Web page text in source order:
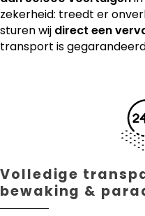
zekerheid: treedt er
sturen wij direct een
transport is
Volledige
bewaking &